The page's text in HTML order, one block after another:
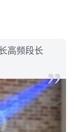
高频段长